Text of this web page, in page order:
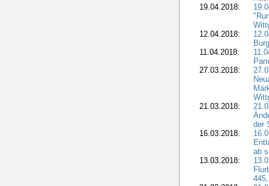
19.04.2018:
12.04.2018:
11.04.2018:
27.03.2018:
21.03.2018:
der
16.03.2018:
ab
13.03.2018: